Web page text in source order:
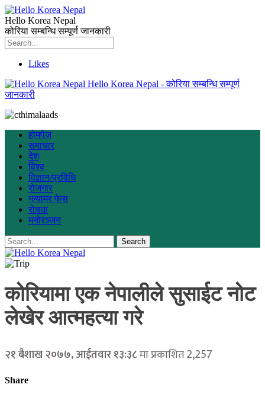
Hello Korea Nepal
कोरिया सम्बन्धि सम्पूर्ण जानकारी
Likes
Hello Korea Nepal - कोरिया सम्बन्धि सम्पूर्ण
जानकारी
होमपेज
समाचार
देश
विश्व
विज्ञान/प्रविधि
रोजगार
ग्ल्यामर फेस
रोचक
मनोरञ्जन
कोरियामा एक नेपालीले सुसाईट नोट
लेखेर आत्महत्या गरे
२१ बैशाख २०७७, आईतवार १३:३८मा प्रकाशित2,257
Share